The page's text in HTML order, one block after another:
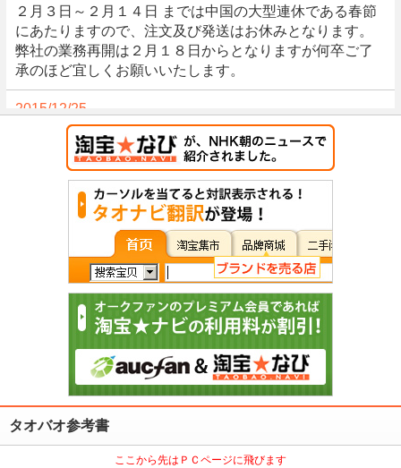
２月３日～２月１４日 までは中国の大型連休である春節
にあたりますので、注文及び発送はお休みとなります。
弊社の業務再開は２月１８日からとなりますが何卒ご了
承のほど宜しくお願いいたします。
2015/12/25
新年は１月４日より見積の受付を開始致します。よろし
くお願いいたします。
10/1～10/7は中国の祝日である国慶節にあたりお休みとさ
せて頂きます。
8月13日から8月22日まで夏休みのためお休みとさせて頂
たおばお☆ナビ８周年を迎え,９年目に突入しました。
2015/2/5
2月18日から2月25日までは中国の大型連休・春節（旧正
の出品者や運送会社が休業となり、お荷物の停滞や品薄
タオバオ参考書
ここから先はＰＣページに飛びます